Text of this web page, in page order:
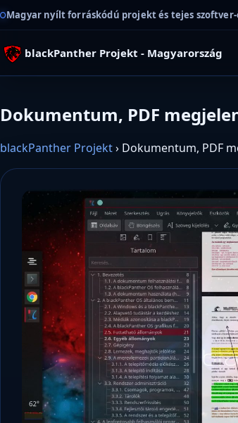
Magyar nyílt forráskódú projekt és tejes szoftver-
blackPanther Projekt - Magyarország
Dokumentum, PDF
blackPanther Projekt› Dokumentum, PDF